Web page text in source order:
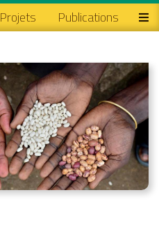
Projets Publications